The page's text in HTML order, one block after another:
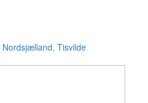
Nordsjælland, Tisvilde